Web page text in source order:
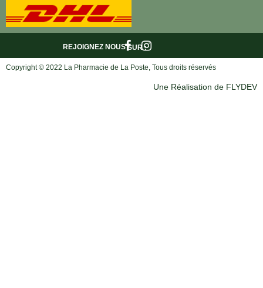
SUR :
REJOIGNEZ NOUS
Copyright © 2022 La Pharmacie de La Poste, Tous droits réservés
Une Réalisation de FLYDEV